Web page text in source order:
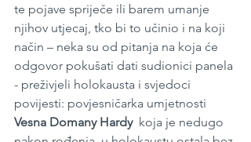
te pojave spriječe ili barem umanje
njihov utjecaj, tko bi to učinio i na koji
način – neka su od pitanja na koja će
odgovor pokušati dati sudionici panela
- preživjeli holokausta i svjedoci
povijesti: povjesničarka umjetnosti
Vesna Domany Hardy koja je nedugo